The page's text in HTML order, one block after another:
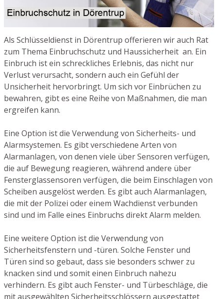
Als Schlüsseldienst in Dörentrup offerieren wir auch Rat
zum Thema Einbruchschutz und Haussicherheit an. Ein
Einbruch ist ein schreckliches Erlebnis, das nicht nur
Verlust verursacht, sondern auch ein Gefühl der
Unsicherheit hervorbringt. Um sich vor Einbrüchen zu
bewahren, gibt es eine Reihe von Maßnahmen, die man
ergreifen kann.
Eine Option ist die Verwendung von Sicherheits- und
Alarmsystemen. Es gibt verschiedene Arten von
Alarmanlagen, von denen viele über Sensoren verfügen,
die auf Bewegung reagieren, während andere über
Fensterglassensoren verfügen, die beim Einschlagen von
Scheiben ausgelöst werden. Es gibt auch Alarmanlagen,
die mit der Polizei oder einem Wachdienst verbunden
sind und im Falle eines Einbruchs direkt Alarm melden.
Eine weitere Option ist die Verwendung von
Sicherheitsfenstern und -türen. Solche Fenster und
Türen sind so gebaut, dass sie besonders schwer zu
knacken sind und somit einen Einbruch nahezu
verhindern. Es gibt auch Fenster- und Türbeschläge, die
mit ausgewählten Sicherheitsschlössern ausgestattet